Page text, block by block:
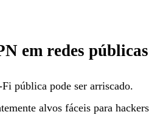
em redes públicas
pública pode ser arriscado.
alvos fáceis para hackers